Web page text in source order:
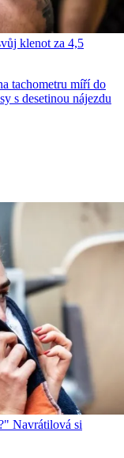
klenot za 4,5
tachometru míří do
s desetinou nájezdu
Navrátilová si